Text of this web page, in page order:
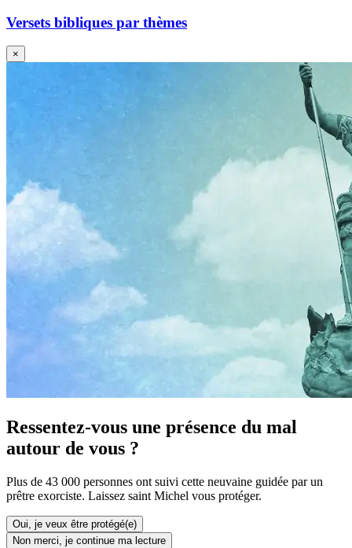
Versets bibliques par thèmes
×
Ressentez-vous une présence du mal
autour de vous ?
Plus de 43 000 personnes ont suivi cette neuvaine guidée par un
prêtre exorciste. Laissez saint Michel vous protéger.
Oui, je veux être protégé(e)
Non merci, je continue ma lecture